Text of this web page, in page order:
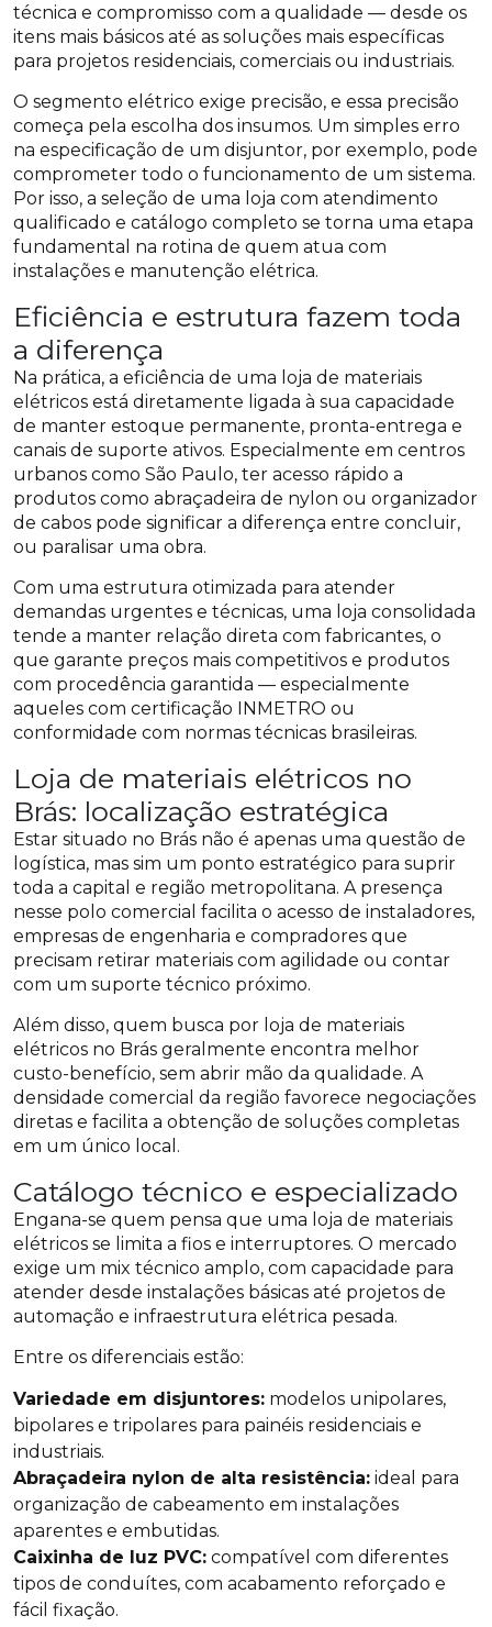
técnica e compromisso com a qualidade — desde os
itens mais básicos até as soluções mais específicas
para projetos residenciais, comerciais ou industriais.
O segmento elétrico exige precisão, e essa precisão
começa pela escolha dos insumos. Um simples erro
na especificação de um disjuntor, por exemplo, pode
comprometer todo o funcionamento de um sistema.
Por isso, a seleção de uma loja com atendimento
qualificado e catálogo completo se torna uma etapa
fundamental na rotina de quem atua com
instalações e manutenção elétrica.
Eficiência e estrutura fazem toda
a diferença
Na prática, a eficiência de uma loja de materiais
elétricos está diretamente ligada à sua capacidade
de manter estoque permanente, pronta-entrega e
canais de suporte ativos. Especialmente em centros
urbanos como São Paulo, ter acesso rápido a
produtos como abraçadeira de nylon ou organizador
de cabos pode significar a diferença entre concluir,
ou paralisar uma obra.
Com uma estrutura otimizada para atender
demandas urgentes e técnicas, uma loja consolidada
tende a manter relação direta com fabricantes, o
que garante preços mais competitivos e produtos
com procedência garantida — especialmente
aqueles com certificação INMETRO ou
conformidade com normas técnicas brasileiras.
Loja de materiais elétricos no
Brás: localização estratégica
Estar situado no Brás não é apenas uma questão de
logística, mas sim um ponto estratégico para suprir
toda a capital e região metropolitana. A presença
nesse polo comercial facilita o acesso de instaladores,
empresas de engenharia e compradores que
precisam retirar materiais com agilidade ou contar
com um suporte técnico próximo.
Além disso, quem busca por loja de materiais
elétricos no Brás geralmente encontra melhor
custo-benefício, sem abrir mão da qualidade. A
densidade comercial da região favorece negociações
diretas e facilita a obtenção de soluções completas
em um único local.
Catálogo técnico e especializado
Engana-se quem pensa que uma loja de materiais
elétricos se limita a fios e interruptores. O mercado
exige um mix técnico amplo, com capacidade para
atender desde instalações básicas até projetos de
automação e infraestrutura elétrica pesada.
Entre os diferenciais estão:
Variedade em disjuntores: modelos unipolares,
bipolares e tripolares para painéis residenciais e
industriais.
Abraçadeira nylon de alta resistência: ideal para
organização de cabeamento em instalações
aparentes e embutidas.
Caixinha de luz PVC: compatível com diferentes
tipos de conduítes, com acabamento reforçado e
fácil fixação.